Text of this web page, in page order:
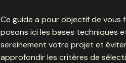
Ce guide a pour objectif de vous
posons ici les bases techniques
sereinement votre projet et
approfondir les critères de